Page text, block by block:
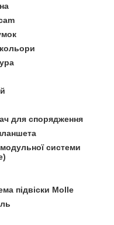
кольори
для спорядження
системи
підвіски Molle